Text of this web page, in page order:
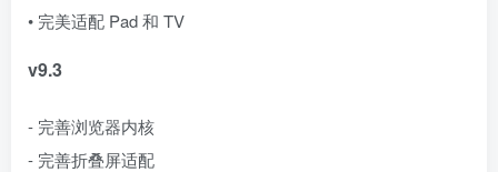
• 完美适配 Pad 和 TV
v9.3
- 完善浏览器内核
- 完善折叠屏适配